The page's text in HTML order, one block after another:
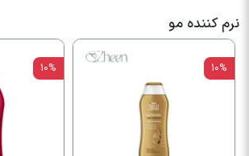
نرم کننده مو
10%
10%